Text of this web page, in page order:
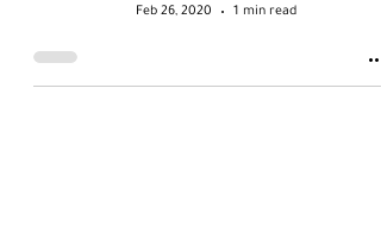
Feb 26, 2020
1 min read